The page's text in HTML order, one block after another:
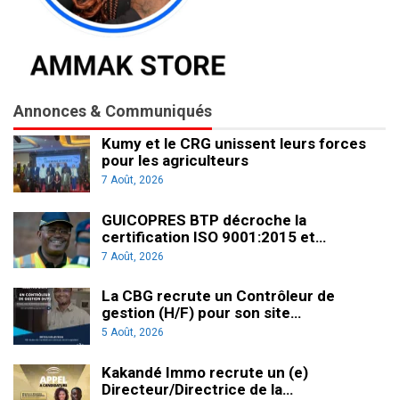
Annonces & Communiqués
Kumy et le CRG unissent leurs forces
pour les agriculteurs
7 Août, 2026
GUICOPRES BTP décroche la
certification ISO 9001:2015 et…
7 Août, 2026
La CBG recrute un Contrôleur de
gestion (H/F) pour son site…
5 Août, 2026
Kakandé Immo recrute un (e)
Directeur/Directrice de la…